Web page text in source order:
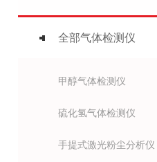
全部气体检测仪
甲醇气体检测仪
硫化氢气体检测仪
手提式激光粉尘分析仪